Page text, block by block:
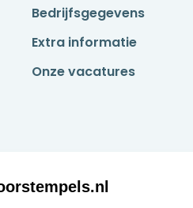
Bedrijfsgegevens
Extra informatie
Onze vacatures
Klantenservice: